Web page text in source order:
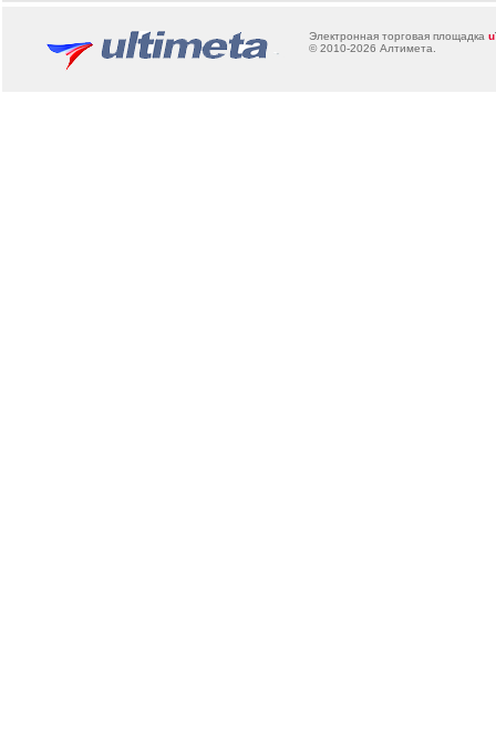
Электронная торговая площадка u
© 2010-2026 Алтимета